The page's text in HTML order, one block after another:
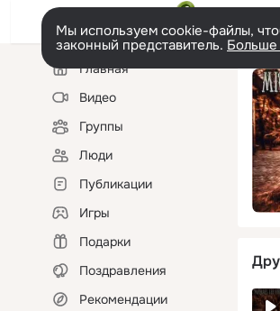
Мы используем cookie-файлы,
законный представитель.
Левая
колонкаГлавная
Видео
Группы
Люди
Публикации
Игры
Подарки
Поздравления
Рекомендации